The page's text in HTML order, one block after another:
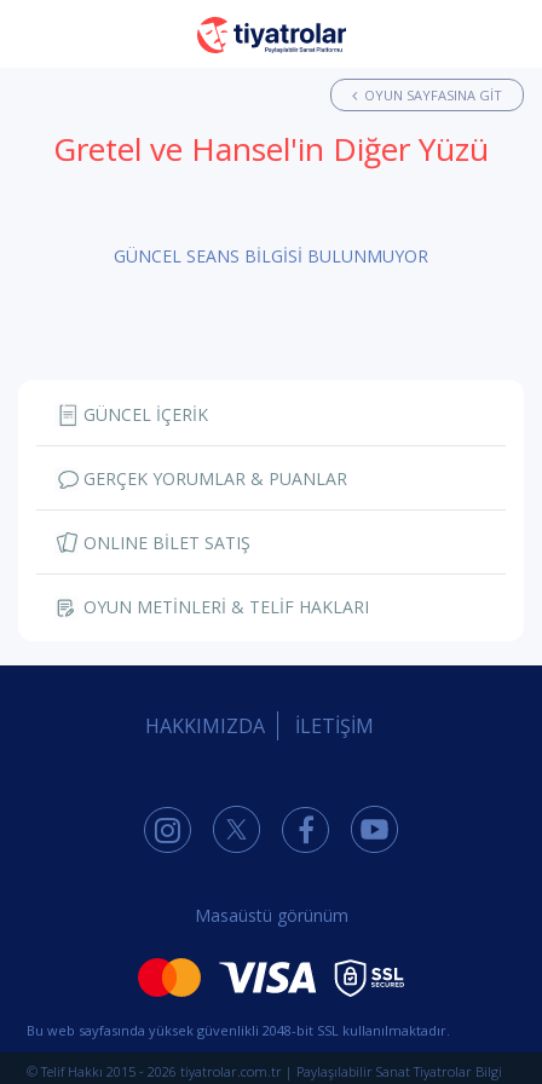
OYUN SAYFASINA GIT
Gretel ve Hansel'in Diğer Yüzü
GÜNCEL SEANS BİLGİSİ BULUNMUYOR
GÜNCEL İÇERİK
GERÇEK YORUMLAR & PUANLAR
ONLINE BİLET SATIŞ
OYUN METİNLERİ & TELİF HAKLARI
HAKKIMIZDA İLETİŞİM
Masaüstü görünüm
Bu web sayfasında yüksek güvenlikli 2048-bit SSL kullanılmaktadır.
© Telif Hakkı 2015 - 2026 tiyatrolar.com.tr | Paylaşılabilir Sanat Tiyatrolar Bilgi